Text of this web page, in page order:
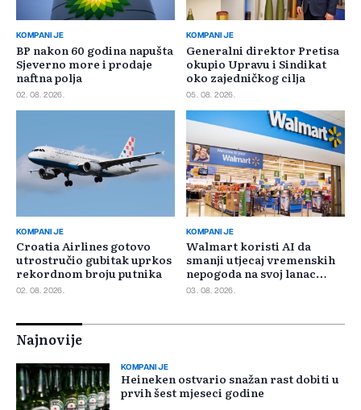
KOMPANIJE
BP nakon 60 godina napušta
Sjeverno more i prodaje
naftna polja
02. 08. 2026.
KOMPANIJE
Generalni direktor Pretisa
okupio Upravu i Sindikat
oko zajedničkog cilja
05. 08. 2026.
KOMPANIJE
Croatia Airlines gotovo
utrostručio gubitak uprkos
rekordnom broju putnika
02. 08. 2026.
KOMPANIJE
Walmart koristi AI da
smanji utjecaj vremenskih
nepogoda na svoj lanac
snabdijevanja
03. 08. 2026.
Najnovije
KOMPANIJE
Heineken ostvario snažan rast dobiti u
prvih šest mjeseci godine